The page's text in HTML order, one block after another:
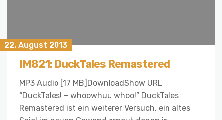
22. August 2013
IM821: DuckTales Remastered
MP3 Audio [17 MB]DownloadShow URL
“DuckTales! – whoowhuu whoo!” DuckTales
Remastered ist ein weiterer Versuch, ein altes